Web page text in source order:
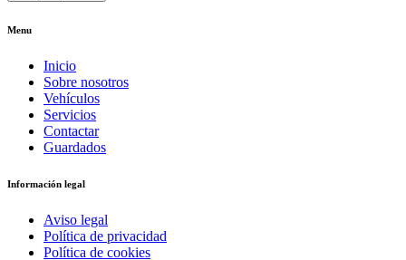
Menu
Inicio
Sobre nosotros
Vehículos
Servicios
Contactar
Guardados
Información legal
Aviso legal
Política de privacidad
Política de cookies